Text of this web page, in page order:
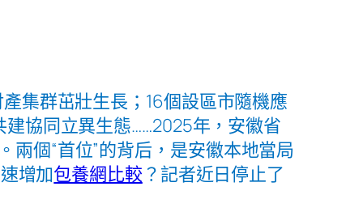
集群茁壯生長；16個設區市隨機應
協同立異生態……2025年，安徽省
兩個“首位”的背后，是安徽本地當局
增加包養網比較 ？記者近日停止了